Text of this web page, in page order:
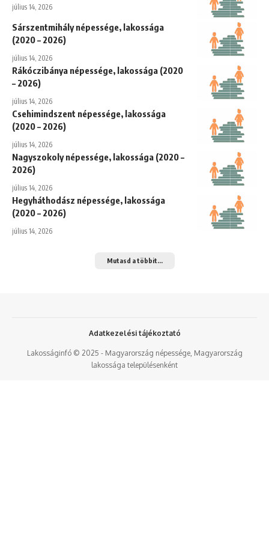
július 14, 2026
Sárszentmihály népessége, lakossága
(2020 – 2026)
július 14, 2026
Rákóczibánya népessége, lakossága (2020
– 2026)
július 14, 2026
Csehimindszent népessége, lakossága
(2020 – 2026)
július 14, 2026
Nagyszokoly népessége, lakossága (2020 –
2026)
július 14, 2026
Hegyháthodász népessége, lakossága
(2020 – 2026)
július 14, 2026
Mutasd a többit...
Lakosságinfó © 2025 - Magyarország népessége, Magyarország
lakossága településenként
Adatkezelési tájékoztató